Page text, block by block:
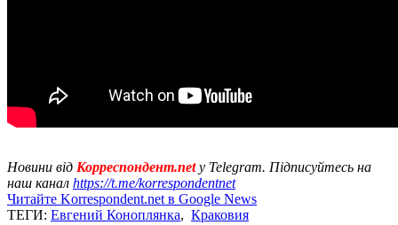
Новини від Корреспондент.netу Telegram. Підписуйтесь на
наш канал https://t.me/korrespondentnet
Читайте Korrespondent.net в Google News
ТЕГИ: Евгений Коноплянка, Краковия